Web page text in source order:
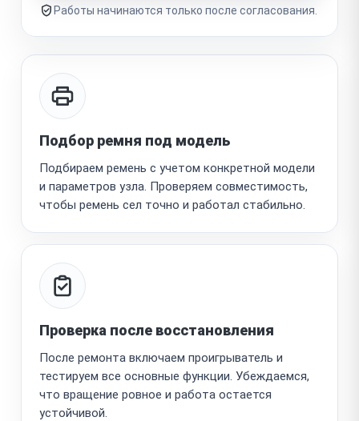
Работы начинаются только после согласования.
Подбор ремня под модель
Подбираем ремень с учетом конкретной модели
и параметров узла. Проверяем совместимость,
чтобы ремень сел точно и работал стабильно.
Проверка после восстановления
После ремонта включаем проигрыватель и
тестируем все основные функции. Убеждаемся,
что вращение ровное и работа остается
устойчивой.